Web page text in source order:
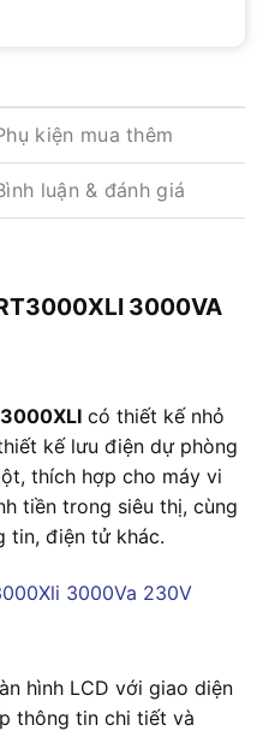
kiện mua thêm
luận & đánh giá
3000VA
có thiết kế nhỏ
kế lưu điện dự phòng
thích hợp cho máy vi
tiền trong siêu thị, cùng
tin, điện tử khác.
hình LCD với giao diện
thông tin chi tiết và